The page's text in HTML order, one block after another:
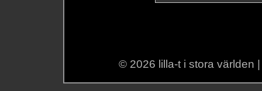
© 2026 lilla-t i stora världen